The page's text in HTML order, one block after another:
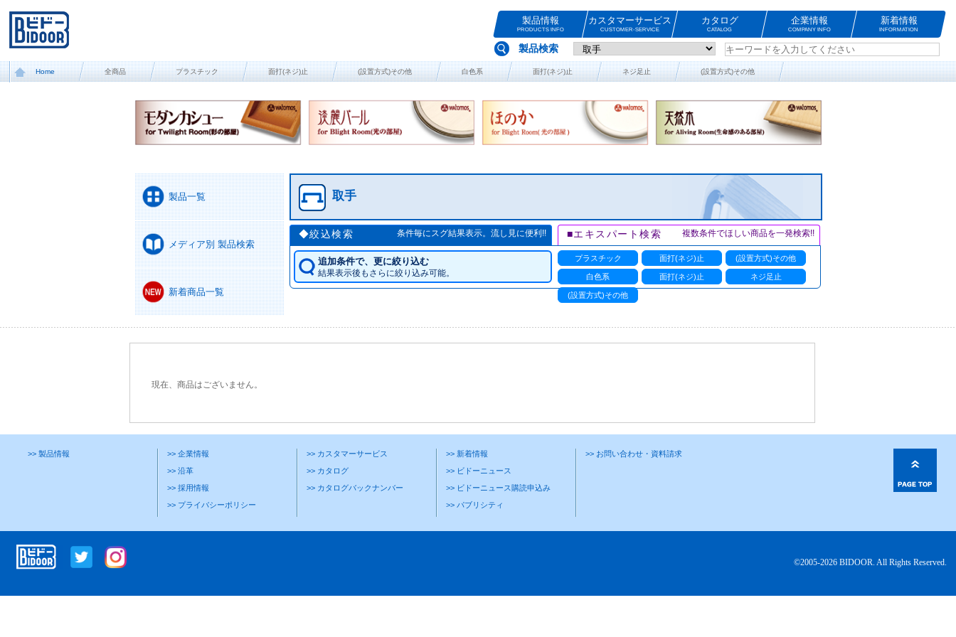
製品情報
PRODUCTS INFO
カスタマーサービス
CUSTOMER-SERVICE
カタログ
CATALOG
企業情報
COMPANY INFO
新着情報
INFORMATION
製品検索
Home 全商品 プラスチック 面打(ネジ)止 (設置方式)その他 白色系 面打(ネジ)止 ネジ足止 (設置方式)その他
取手
製品一覧
メディア別 製品検索
新着商品一覧
◆絞込検索 条件毎にスグ結果表示。流し見に便利!! ■エキスパート検索 複数条件でほしい商品を一発検索!!
追加条件で、更に絞り込む
結果表示後もさらに絞り込み可能。
プラスチック 面打(ネジ)止 (設置方式)その他
白色系 面打(ネジ)止 ネジ足止
(設置方式)その他
現在、商品はございません。
>> 製品情報
>> 企業情報
>> 沿革
>> 採用情報
>> プライバシーポリシー
>> カスタマーサービス
>> カタログ
>> カタログバックナンバー
>> 新着情報
>> ビドーニュース
>> ビドーニュース購読申込み
>> パブリシティ
>> お問い合わせ・資料請求
©2005-2026 BIDOOR. All Rights Reserved.